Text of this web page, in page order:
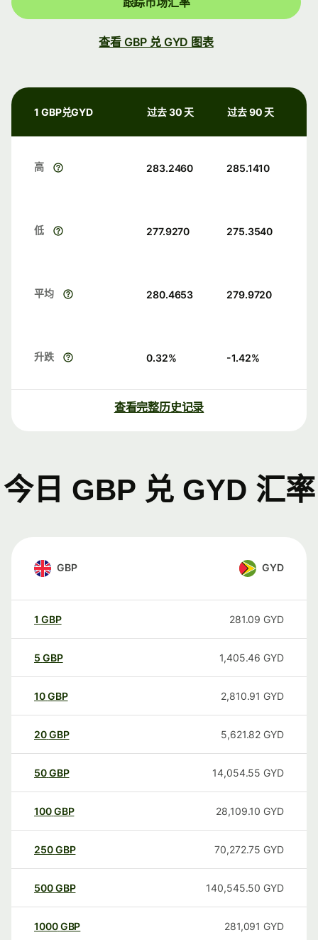
查看 GBP 兑 GYD 图表
1 GBP兑GYD 过去 30 天 过去 90 天
高 283.2460 285.1410
低 277.9270 275.3540
平均 280.4653 279.9720
升跌 0.32% -1.42%
查看完整历史记录
今日 GBP 兑 GYD 汇率
GBP GYD
1 GBP 281.09 GYD
5 GBP 1,405.46 GYD
10GBP 2,810.91 GYD
20GBP 5,621.82 GYD
50GBP 14,054.55 GYD
100GBP 28,109.10 GYD
250GBP 70,272.75 GYD
500GBP 140,545.50 GYD
1000GBP 281,091 GYD